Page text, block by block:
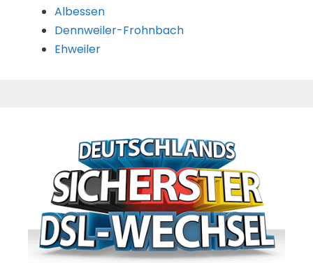
Albessen
Dennweiler-Frohnbach
Ehweiler